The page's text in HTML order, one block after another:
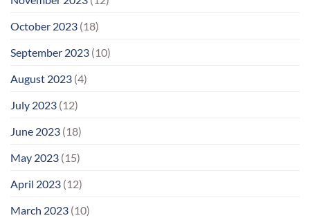
October 2023 (18)
September 2023 (10)
August 2023 (4)
July 2023 (12)
June 2023 (18)
May 2023 (15)
April 2023 (12)
March 2023 (10)